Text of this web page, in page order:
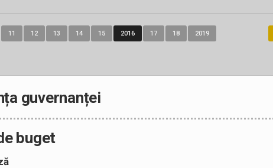
11 12 13 14 15 2016 17 18 2019
guvernanței
buget